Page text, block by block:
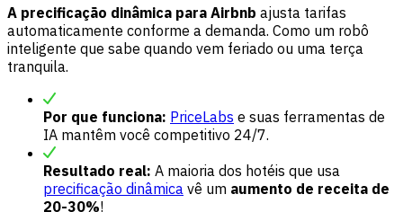
A precificação dinâmica para Airbnb ajusta tarifas
automaticamente conforme a demanda. Como um robô
inteligente que sabe quando vem feriado ou uma terça
tranquila.
Por que funciona: PriceLabs e suas ferramentas de
IA mantêm você competitivo 24/7.
Resultado real: A maioria dos hotéis que usa
precificação dinâmica vê um aumento de receita de
20-30%!